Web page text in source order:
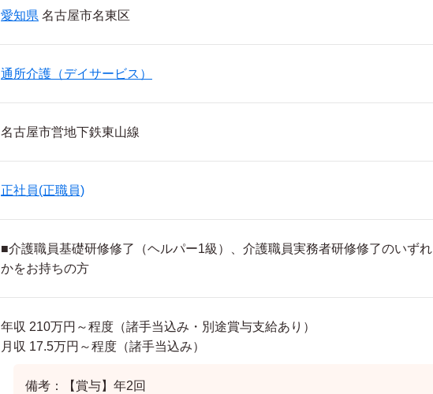
愛知県 名古屋市名東区
通所介護（デイサービス）
名古屋市営地下鉄東山線
正社員(正職員)
■介護職員基礎研修修了（ヘルパー1級）、介護職員実務者研修修了のいずれ
かをお持ちの方
年収 210万円～程度（諸手当込み・別途賞与支給あり）
月収 17.5万円～程度（諸手当込み）
備考：【賞与】年2回